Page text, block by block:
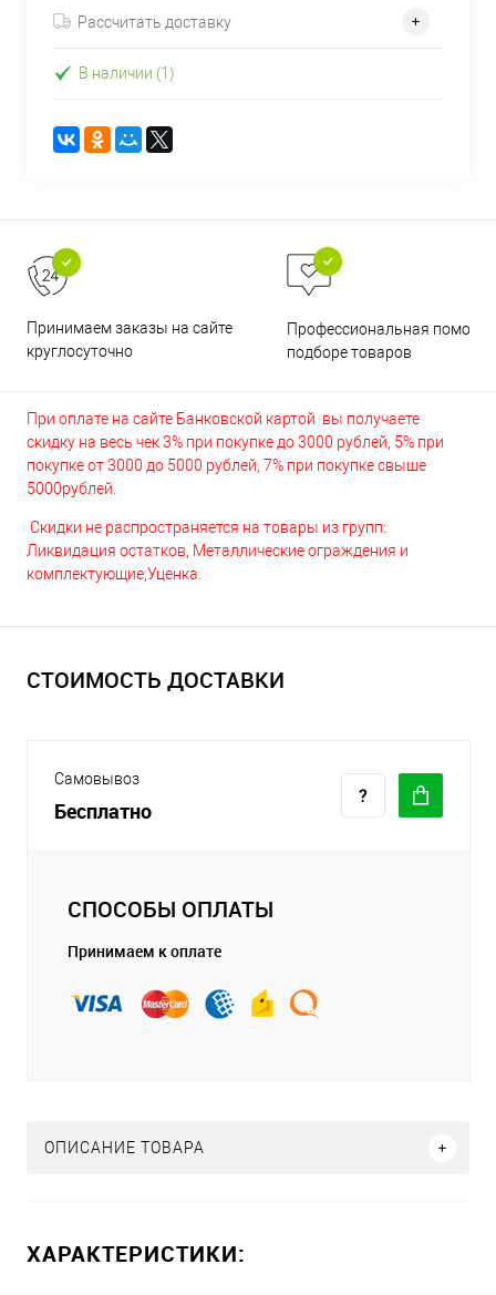
Рассчитать доставку
В наличии (1)
Принимаем заказы на сайте
круглосуточно
Профессиональная помощь
подборе товаров
При оплате на сайте Банковской картой вы получаете
скидку на весь чек 3% при покупке до 3000 рублей, 5% при
покупке от 3000 до 5000 рублей, 7% при покупке свыше
5000рублей.
Скидки не распространяется на товары из групп:
Ликвидация остатков, Металлические ограждения и
комплектующие,Уценка.
СТОИМОСТЬ ДОСТАВКИ
Самовывоз
Бесплатно
СПОСОБЫ ОПЛАТЫ
Принимаем к оплате
ОПИСАНИЕ ТОВАРА
ХАРАКТЕРИСТИКИ: